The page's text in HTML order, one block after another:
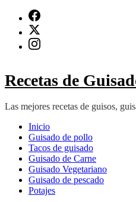
contenido
(presiona
Recetas de
Las mejores recetas de guisos,
Inicio
Guisado de pollo
Tacos de guisado
Guisado de Carne
Guisado Vegetariano
Guisado de pescado
Potajes